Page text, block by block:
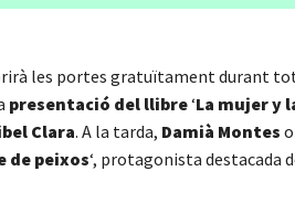
les portes gratuïtament durant
presentació del llibre‘La mujer y
Clara. A la tarda, Damià Montes
de peixos‘, protagonista destacada